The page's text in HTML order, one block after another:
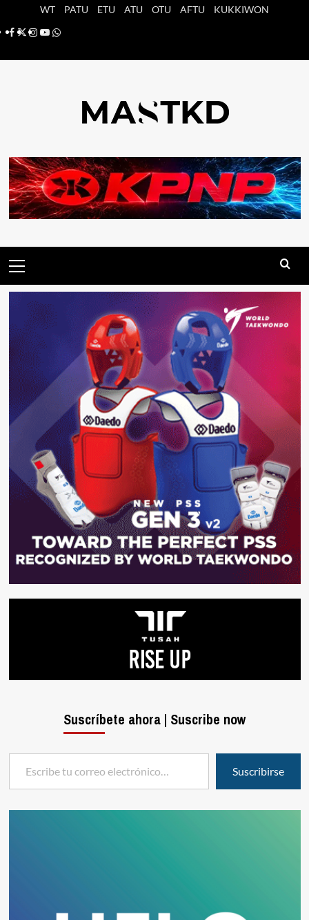
WT PATU ETU ATU OTU AFTU
KUKKIWON
Facebook
X Instagram
YouTube
Whatsapp
principal
Suscríbete ahora | Suscribe now
Escribe tu correo electrónico…
Suscribirse